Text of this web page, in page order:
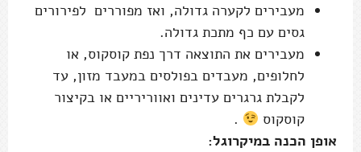
מעבירים לקערה גדולה, ואז מפוררים לפירורים
גסים עם כף מתכת גדולה.
מעבירים את התוצאה דרך נפת קוסקוס, או
לחלופים, מעבדים בפולסים במעבד מזון, עד
לקבלת גרגרים עדינים ואווריריים או בקיצור
קוסקוס
.
אופן הכנה במיקרוגל: